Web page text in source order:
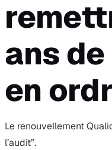
ans
en
Le renouvellement
l’audit”.